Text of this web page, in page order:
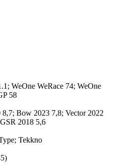
WeOne WeRace 74; WeOne
58
Bow 2023 7,8; Vector 2022
2018 5,6
Tekkno